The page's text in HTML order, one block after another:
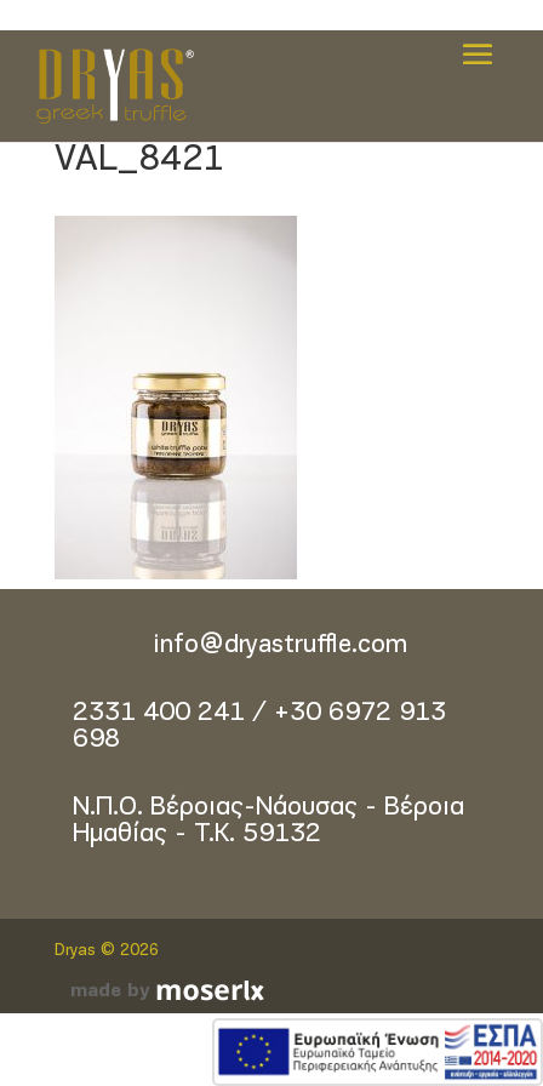
white-truffle-pate-
VAL_8421
info@dryastruffle.com
2331 400 241 / +30 6972 913
698
Ν.Π.Ο. Βέροιας-Νάουσας - Βέροια
Ημαθίας - Τ.Κ. 59132
Dryas © 2026
made by